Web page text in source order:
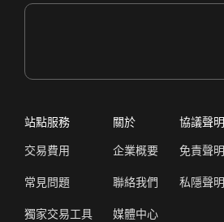
站點服務
交易費用
常見問題
獨家交易工具
關於
企業概要
聯絡我們
媒體中心
協議聲明
免責聲明
私隱聲明